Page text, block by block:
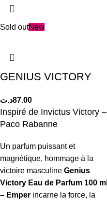
Sold outNew
GENIUS VICTORY
87.00د.ت
Inspiré de Invictus Victory –
Paco Rabanne
Un parfum puissant et
magnétique, hommage à la
victoire masculine Genius
Victory Eau de Parfum 100 ml
– Emper incarne la force, la